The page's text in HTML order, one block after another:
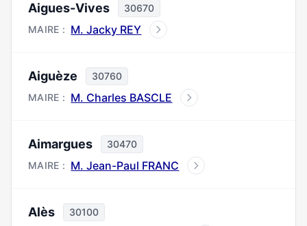
Aigues-Vives
30670
MAIRE : M. Jacky REY
Aiguèze
30760
MAIRE : M. Charles BASCLE
Aimargues
30470
MAIRE : M. Jean-Paul FRANC
Alès
30100